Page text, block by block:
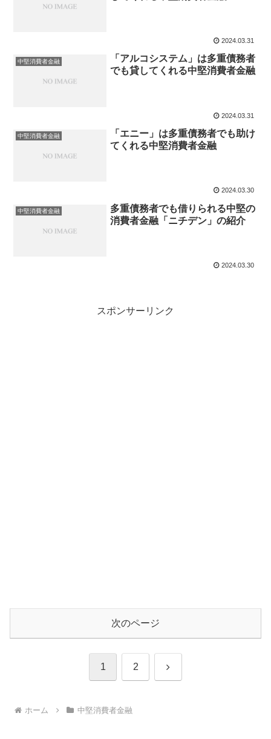
2024.03.31
中堅消費者金融
「アルコシステム」は多重債務者
でも貸してくれる中堅消費者金融
2024.03.31
中堅消費者金融
「エニー」は多重債務者でも助け
てくれる中堅消費者金融
2024.03.30
中堅消費者金融
多重債務者でも借りられる中堅の
消費者金融「ニチデン」の紹介
2024.03.30
スポンサーリンク
次のページ
1 2 次
ホーム 中堅消費者金融